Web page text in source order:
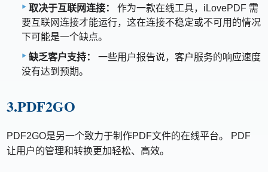
取决于互联网连接：
作为一款在线工具，iLovePDF 需
要互联网连接才能运行，这在连接不稳定或不可用的情况
下可能是一个缺点。
缺乏客户支持：
一些用户报告说，客户服务的响应速度
没有达到预期。
3.PDF2GO
PDF2GO是另一个致力于制作PDF文件的在线平台。 PDF
让用户的管理和转换更加轻松、高效。